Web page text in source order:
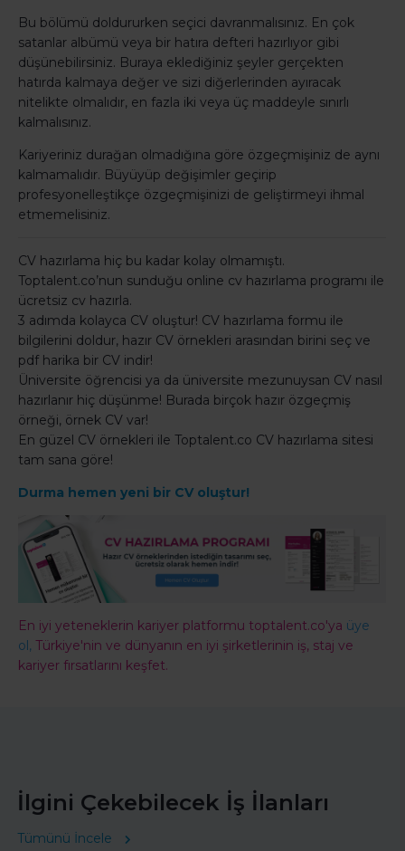
Bu bölümü doldururken seçici davranmalısınız. En çok
satanlar albümü veya bir hatıra defteri hazırlıyor gibi
düşünebilirsiniz. Buraya eklediğiniz şeyler gerçekten
hatırda kalmaya değer ve sizi diğerlerinden ayıracak
nitelikte olmalıdır, en fazla iki veya üç maddeyle sınırlı
kalmalısınız.
Kariyeriniz durağan olmadığına göre özgeçmişiniz de aynı
kalmamalıdır. Büyüyüp değişimler geçirip
profesyonelleştikçe özgeçmişinizi de geliştirmeyi ihmal
etmemelisiniz.
CV hazırlama hiç bu kadar kolay olmamıştı.
Toptalent.co’nun sunduğu online cv hazırlama programı ile
ücretsiz cv hazırla.
3 adımda kolayca CV oluştur! CV hazırlama formu ile
bilgilerini doldur, hazır CV örnekleri arasından birini seç ve
pdf harika bir CV indir!
Üniversite öğrencisi ya da üniversite mezunuysan CV nasıl
hazırlanır hiç düşünme! Burada birçok hazır özgeçmiş
örneği, örnek CV var!
En güzel CV örnekleri ile Toptalent.co CV hazırlama sitesi
tam sana göre!
Durma hemen yeni bir CV oluştur!
En iyi yeteneklerin kariyer platformu toptalent.co'ya üye
ol, Türkiye'nin ve dünyanın en iyi şirketlerinin iş, staj ve
kariyer fırsatlarını keşfet.
İlgini Çekebilecek İş İlanları
Tümünü İncele